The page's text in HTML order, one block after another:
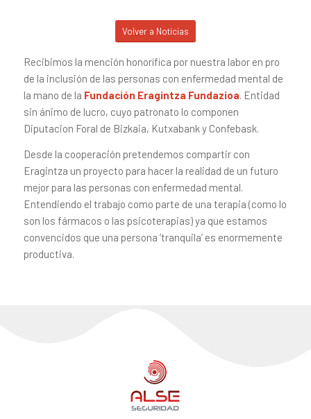
Volver a Noticias
Recibimos la mención honorífica por nuestra labor en pro
de la inclusión de las personas con enfermedad mental de
la mano de la Fundación Eragintza Fundazioa. Entidad
sin ánimo de lucro, cuyo patronato lo componen
Diputacion Foral de Bizkaia, Kutxabank y Confebask.
Desde la cooperación pretendemos compartir con
Eragintza un proyecto para hacer la realidad de un futuro
mejor para las personas con enfermedad mental.
Entendiendo el trabajo como parte de una terapia (como lo
son los fármacos o las psicoterapias) ya que estamos
convencidos que una persona ‘tranquila’ es enormemente
productiva.